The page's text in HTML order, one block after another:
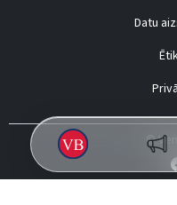
Datu
©